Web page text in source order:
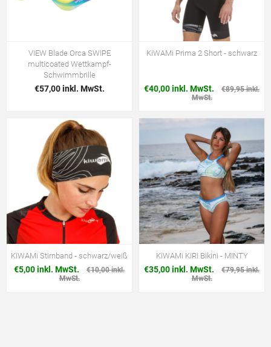
VIEW Blade Orca SWIPE
multicoated Wettkampf-
Schwimmbrille
€57,00 inkl. MwSt.
KiWAMi Prima 2 Short - schwarz
€40,00 inkl. MwSt.
€89,95 inkl.
MwSt.
KiWAMi Stirnband - schwarz/weiß
€5,00 inkl. MwSt.
€10,00 inkl.
MwSt.
KiWAMi KIRI Bikini - MINTY
€35,00 inkl. MwSt.
€79,95 inkl.
MwSt.